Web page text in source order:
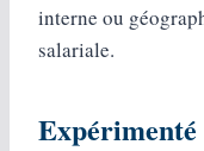
interne ou
salariale.
Expérimenté